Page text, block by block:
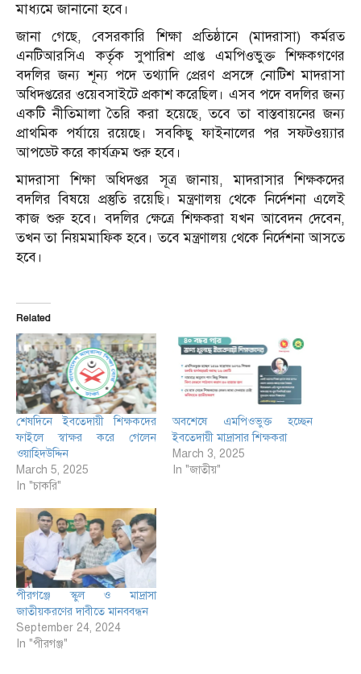
মাধ্যমে জানানো হবে।
জানা গেছে, বেসরকারি শিক্ষা প্রতিষ্ঠানে (মাদরাসা) কর্মরত
এনটিআরসিএ কর্তৃক সুপারিশ প্রাপ্ত এমপিওভুক্ত শিক্ষকগণের
বদলির জন্য শূন্য পদে তথ্যাদি প্রেরণ প্রসঙ্গে নোটিশ মাদরাসা
অধিদপ্তরের ওয়েবসাইটে প্রকাশ করেছিল। এসব পদে বদলির জন্য
একটি নীতিমালা তৈরি করা হয়েছে, তবে তা বাস্তবায়নের জন্য
প্রাথমিক পর্যায়ে রয়েছে। সবকিছু ফাইনালের পর সফটওয়্যার
আপডেট করে কার্যক্রম শুরু হবে।
মাদরাসা শিক্ষা অধিদপ্তর সূত্র জানায়, মাদরাসার শিক্ষকদের
বদলির বিষয়ে প্রস্তুতি রয়েছি। মন্ত্রণালয় থেকে নির্দেশনা এলেই
কাজ শুরু হবে। বদলির ক্ষেত্রে শিক্ষকরা যখন আবেদন দেবেন,
তখন তা নিয়মমাফিক হবে। তবে মন্ত্রণালয় থেকে নির্দেশনা আসতে
হবে।
Related
শেষদিনে ইবতেদায়ী শিক্ষকদের
ফাইলে স্বাক্ষর করে গেলেন
ওয়াহিদউদ্দিন
March 5, 2025
In "চাকরি"
অবশেষে এমপিওভুক্ত হচ্ছেন
ইবতেদায়ী মাদ্রাসার শিক্ষকরা
March 3, 2025
In "জাতীয়"
পীরগঞ্জে স্কুল ও মাদ্রাসা
জাতীয়করণের দাবীতে মানববন্ধন
September 24, 2024
In "পীরগঞ্জ"